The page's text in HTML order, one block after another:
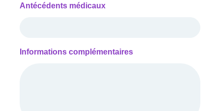
Antécédents médicaux
Informations complémentaires